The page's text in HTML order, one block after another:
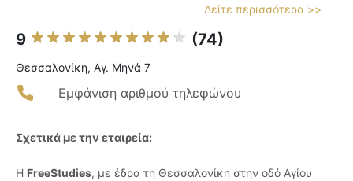
Δείτε περισσότερα >>
9 (74)
Θεσσαλονίκη, Αγ. Μηνά 7
Εμφάνιση αριθμού τηλεφώνου
Σχετικά με την εταιρεία:
Η FreeStudies, με έδρα τη Θεσσαλονίκη στην οδό Αγίου